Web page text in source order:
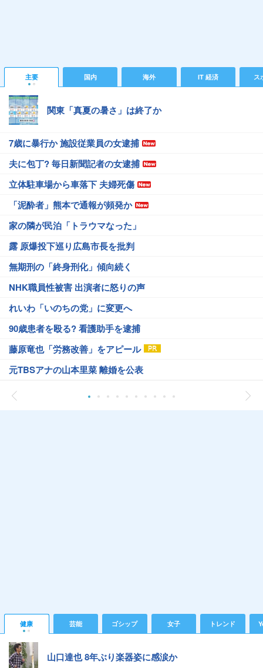
主要 国内 海外 IT 経済 ス
関東「真夏の暑さ」は終了か
7歳に暴行か 施設従業員の女逮捕
夫に包丁? 毎日新聞記者の女逮捕
立体駐車場から車落下 夫婦死傷
「泥酔者」熊本で通報が頻発か
家の隣が民泊「トラウマなった」
露 原爆投下巡り広島市長を批判
無期刑の「終身刑化」傾向続く
NHK職員性被害 出演者に怒りの声
れいわ「いのちの党」に変更へ
90歳患者を殴る? 看護助手を逮捕
藤原竜也「労務改善」をアピール
元TBSアナの山本里菜 離婚を公表
健康 芸能 ゴシップ 女子 トレンド
山口達也 8年ぶり楽器姿に感涙か